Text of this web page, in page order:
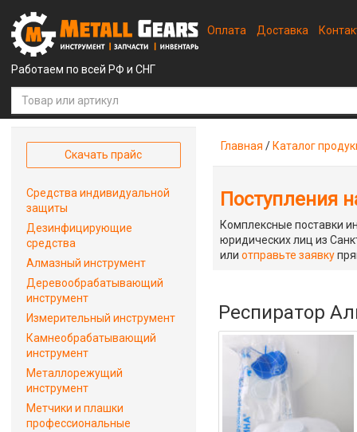
Работаем по всей РФ и СНГ
Оплата Доставка
Главная / Каталог
Поступления
Комплексные поставки
юридических лиц из
илиотправьте заявку
Респиратор
Скачать прайс
Средства индивидуальной
защиты
Дезинфицирующие
средства
Алмазный инструмент
Деревообрабатывающий
инструмент
Измерительный инструмент
Камнеобрабатывающий
инструмент
Металлорежущий
инструмент
Метчики и плашки
профессиональные